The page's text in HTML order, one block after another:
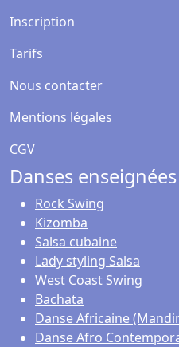
Inscription
Tarifs
Nous contacter
Mentions légales
CGV
Danses enseignées
Rock Swing
Kizomba
Salsa cubaine
Lady styling Salsa
West Coast Swing
Bachata
Danse Africaine
Danse Afro